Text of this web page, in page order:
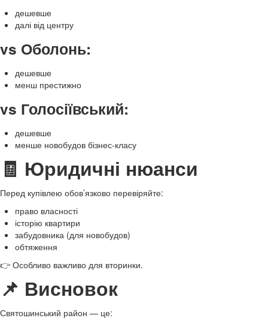
дешевше
далі від центру
vs Оболонь:
дешевше
менш престижно
vs Голосіївський:
дешевше
менше новобудов бізнес-класу
🧾 Юридичні нюанси
Перед купівлею обов’язково перевіряйте:
право власності
історію квартири
забудовника (для новобудов)
обтяження
👉 Особливо важливо для вторинки.
📌 Висновок
Святошинський район — це: